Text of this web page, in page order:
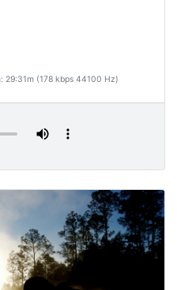
29:31m (178 kbps 44100 Hz)